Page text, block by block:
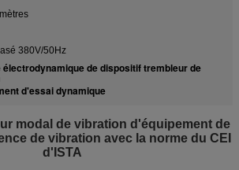
380V/50Hz
électrodynamique de dispositif trembleur de
d'essai dynamique
modal de vibration d'équipement de
de vibration avec la norme du CEI
d'ISTA